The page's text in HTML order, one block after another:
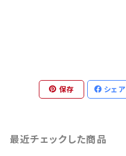
保存 シェア
最近チェックした商品